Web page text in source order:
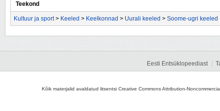
Teekond
Kultuur ja sport> Keeled > Keelkonnad > Uurali keeled > Soome-ugri keeled
Eesti Entsüklopeediast
Kõik materjalid avaldatud litsentsi Creative Commons Attribution-